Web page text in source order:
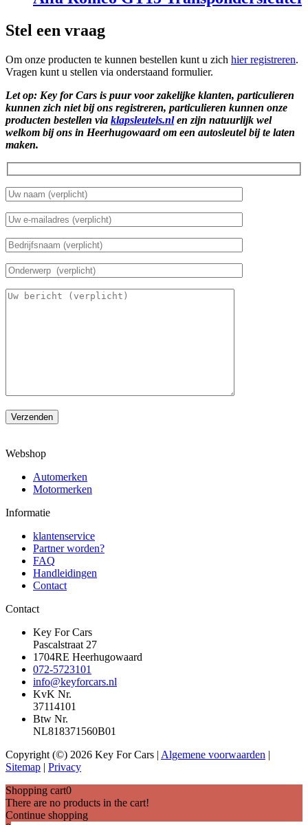
Stel een vraag
Om onze producten te kunnen bestellen kunt u zich hier registreren.
Vragen kunt u stellen via onderstaand formulier.
Let op: Key for Cars is puur voor zakelijke klanten, particulieren
kunnen zich niet bij ons registreren, particulieren kunnen onze
producten bestellen via klapsleutels.nlen zijn natuurlijk wel
welkom bij ons in Heerhugowaard om een autosleutel bij te laten
maken.
Verzenden
Webshop
Automerken
Motormerken
Informatie
klantenservice
Partner worden?
FAQ
Handleidingen
Contact
Contact
Key For Cars
Pascalstraat 27
1704RE Heerhugowaard
072-5723101
info@keyforcars.nl
KvK Nr.
37114101
Btw Nr.
NL818371560B01
Copyright (©) 2026 Key For Cars | Algemene voorwaarden |
Sitemap | Privacy
Shopping cart0
There are no products in the cart!
Continue shopping